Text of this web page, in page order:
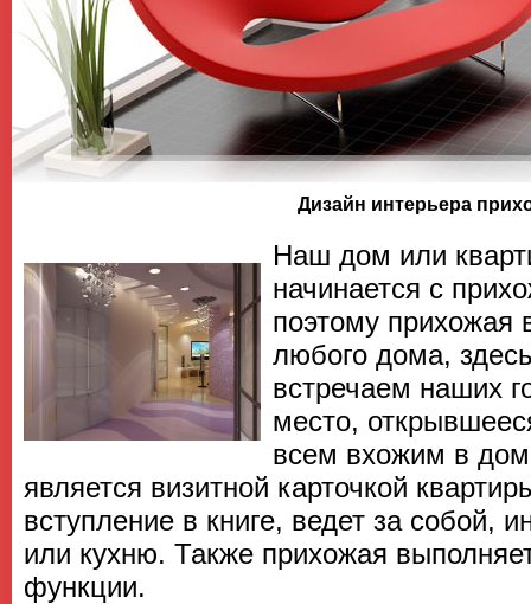
Дизайн интерьера
Наш дом или
начинается с
поэтому прихожая
любого дома,
встречаем наших
место,
всем вхожим в
является визитной карточкой
вступление в книге, ведет за собой,
или кухню. Также прихожая
функции.